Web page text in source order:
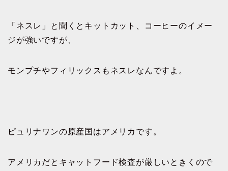
「ネスレ」と聞くとキットカット、コーヒーのイメー
ジが強いですが、
モンプチやフィリックスもネスレなんですよ。
ピュリナワンの原産国はアメリカです。
アメリカだとキャットフード検査が厳しいときくので